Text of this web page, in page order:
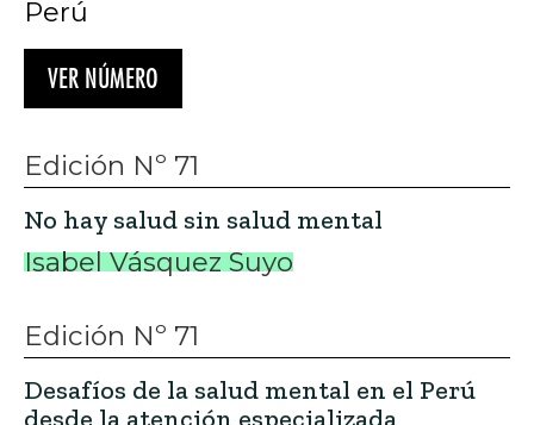
Perú
VER NÚMERO
Edición Nº 71
No hay salud sin salud mental
Isabel Vásquez Suyo
Edición Nº 71
Desafíos de la salud mental en el Perú